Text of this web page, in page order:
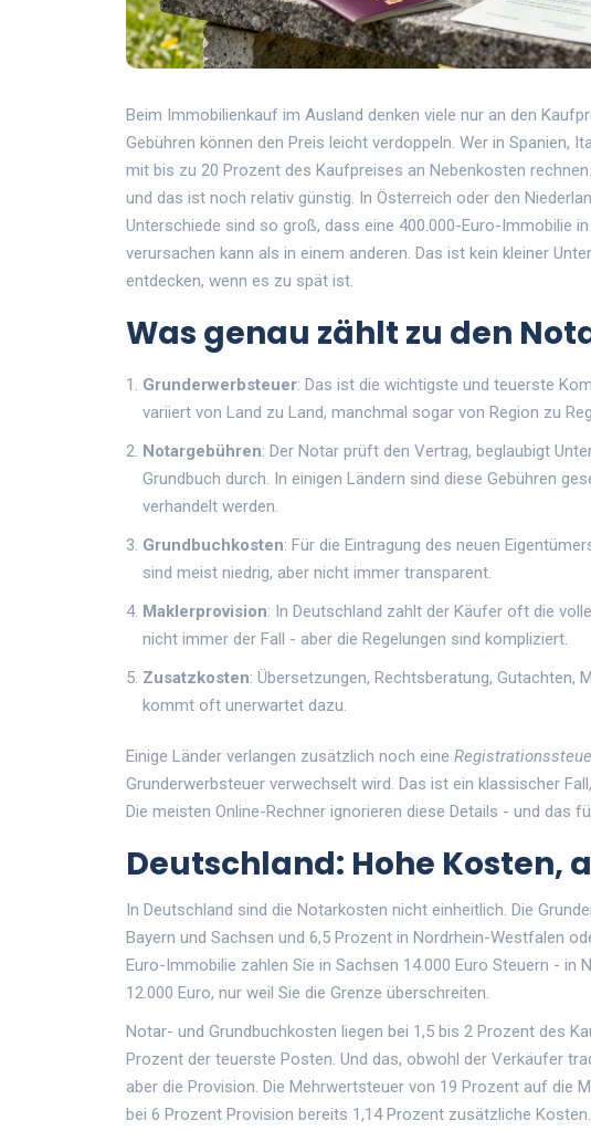
Beim Immobilienkauf im Ausland denken viele nur an den
Gebühren können den Preis leicht verdoppeln. Wer in Spanien,
mit bis zu 20 Prozent des Kaufpreises an Nebenkosten
und das ist noch relativ günstig. In Österreich oder den
Unterschiede sind so groß, dass eine 400.000-Euro-Immobilie
verursachen kann als in einem anderen. Das ist kein kleiner
entdecken, wenn es zu spät ist.
Was genau zählt zu den
Grunderwerbsteuer: Das ist die wichtigste und teuerste
variiert von Land zu Land, manchmal sogar von Region zu
Notargebühren: Der Notar prüft den Vertrag, beglaubigt
Grundbuch durch. In einigen Ländern sind diese Gebühren
verhandelt werden.
Grundbuchkosten: Für die Eintragung des neuen
sind meist niedrig, aber nicht immer transparent.
Maklerprovision: In Deutschland zahlt der Käufer oft die
nicht immer der Fall - aber die Regelungen sind kompliziert.
Zusatzkosten: Übersetzungen, Rechtsberatung,
kommt oft unerwartet dazu.
Einige Länder verlangen zusätzlich noch eine
Grunderwerbsteuer verwechselt wird. Das ist ein klassischer
Die meisten Online-Rechner ignorieren diese Details - und das
Deutschland: Hohe Kosten,
In Deutschland sind die Notarkosten nicht einheitlich. Die
Bayern und Sachsen und 6,5 Prozent in Nordrhein-Westfalen
Euro-Immobilie zahlen Sie in Sachsen 14.000 Euro Steuern - in
12.000 Euro, nur weil Sie die Grenze überschreiten.
Notar- und Grundbuchkosten liegen bei 1,5 bis 2 Prozent des
Prozent der teuerste Posten. Und das, obwohl der Verkäufer
aber die Provision. Die Mehrwertsteuer von 19 Prozent auf die
bei 6 Prozent Provision bereits 1,14 Prozent zusätzliche